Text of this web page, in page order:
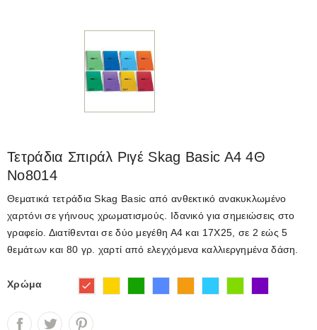
Τετράδια Σπιράλ Ριγέ Skag Basic A4 4Θ
Νο8014
Θεματικά τετράδια Skag Basic από ανθεκτικό ανακυκλωμένο
χαρτόνι σε γήινους χρωματισμούς. Ιδανικό για σημειώσεις στο
γραφείο. Διατίθενται σε δύο μεγέθη Α4 και 17Χ25, σε 2 εώς 5
θεμάτων και 80 γρ. χαρτί από ελεγχόμενα καλλιεργημένα δάση.
Χρώμα ΚόκκινοΚίτρινοΠράσινο
ΜπλεΠορτοκαλί
ΓαλάζιοΛαχανίΜωβ